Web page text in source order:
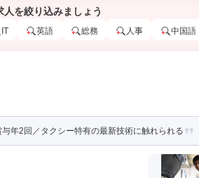
人を絞り込みましょう
IT 英語 総務 人事 中国語
年2回／タクシー特有の最新技術に触れられる